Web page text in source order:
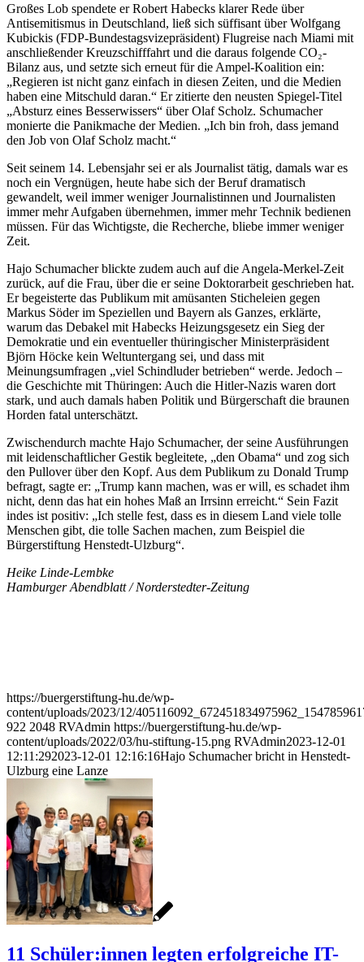
Großes Lob spendete er Robert Habecks klarer Rede über
Antisemitismus in Deutschland, ließ sich süffisant über Wolfgang
Kubickis (FDP-Bundestagsvizepräsident) Flugreise nach Miami mit
anschließender Kreuzschifffahrt und die daraus folgende CO₂-
Bilanz aus, und setzte sich erneut für die Ampel-Koalition ein:
„Regieren ist nicht ganz einfach in diesen Zeiten, und die Medien
haben eine Mitschuld daran.“ Er zitierte den neusten Spiegel-Titel
„Absturz eines Besserwissers“ über Olaf Scholz. Schumacher
monierte die Panikmache der Medien. „Ich bin froh, dass jemand
den Job von Olaf Scholz macht.“
Seit seinem 14. Lebensjahr sei er als Journalist tätig, damals war es
noch ein Vergnügen, heute habe sich der Beruf dramatisch
gewandelt, weil immer weniger Journalistinnen und Journalisten
immer mehr Aufgaben übernehmen, immer mehr Technik bedienen
müssen. Für das Wichtigste, die Recherche, bliebe immer weniger
Zeit.
Hajo Schumacher blickte zudem auch auf die Angela-Merkel-Zeit
zurück, auf die Frau, über die er seine Doktorarbeit geschrieben hat.
Er begeisterte das Publikum mit amüsanten Sticheleien gegen
Markus Söder im Speziellen und Bayern als Ganzes, erklärte,
warum das Debakel mit Habecks Heizungsgesetz ein Sieg der
Demokratie und ein eventueller thüringischer Ministerpräsident
Björn Höcke kein Weltuntergang sei, und dass mit
Meinungsumfragen „viel Schindluder betrieben“ werde. Jedoch –
die Geschichte mit Thüringen: Auch die Hitler-Nazis waren dort
stark, und auch damals haben Politik und Bürgerschaft die braunen
Horden fatal unterschätzt.
Zwischendurch machte Hajo Schumacher, der seine Ausführungen
mit leidenschaftlicher Gestik begleitete, „den Obama“ und zog sich
den Pullover über den Kopf. Aus dem Publikum zu Donald Trump
befragt, sagte er: „Trump kann machen, was er will, es schadet ihm
nicht, denn das hat ein hohes Maß an Irrsinn erreicht.“ Sein Fazit
indes ist positiv: „Ich stelle fest, dass es in diesem Land viele tolle
Menschen gibt, die tolle Sachen machen, zum Beispiel die
Bürgerstiftung Henstedt-Ulzburg“.
Heike Linde-Lembke
Hamburger Abendblatt / Norderstedter-Zeitung
https://buergerstiftung-hu.de/wp-
content/uploads/2023/12/
922 2048 RVAdmin https://buergerstiftung-hu.de/wp-
content/uploads/2022/03/hu-stiftung-15.png RVAdmin2023-12-01
12:11:292023-12-01 12:16:16Hajo Schumacher bricht in Henstedt-
Ulzburg eine Lanze
11 Schüler:innen legten erfolgreiche IT-